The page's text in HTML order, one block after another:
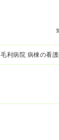
毛利病院 病棟の看